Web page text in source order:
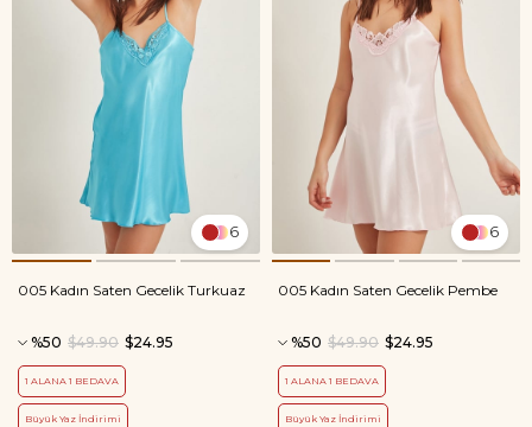
6
005 Kadın Saten Gecelik Turkuaz
%50 $24.95
$49.90
1 ALANA 1 BEDAVA
Büyük Yaz İndirimi
6
005 Kadın Saten Gecelik Pembe
%50 $24.95
$49.90
1 ALANA 1 BEDAVA
Büyük Yaz İndirimi